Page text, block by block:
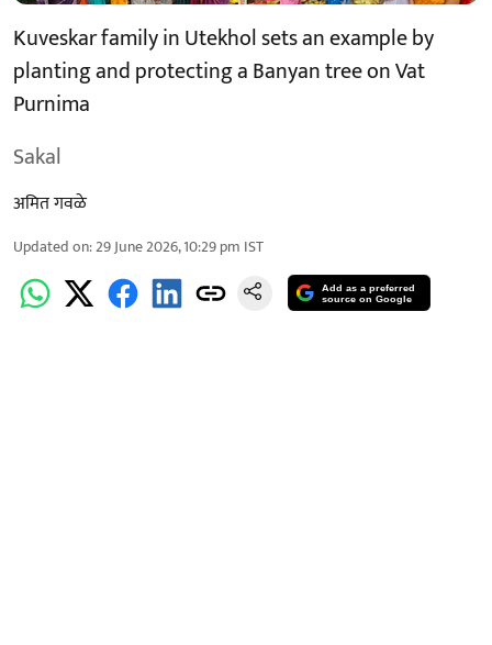
Kuveskar family in Utekhol sets an example by
planting and protecting a Banyan tree on Vat
Purnima
Sakal
अमित गवळे
Updated on:29 June 2026, 10:29 pm IST
Add as a preferred
source on Google